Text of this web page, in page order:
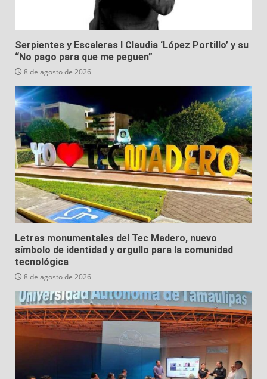
Serpientes y Escaleras I Claudia ‘López Portillo’ y su
“No pago para que me peguen”
8 de agosto de 2026
Letras monumentales del Tec Madero, nuevo
símbolo de identidad y orgullo para la comunidad
tecnológica
8 de agosto de 2026